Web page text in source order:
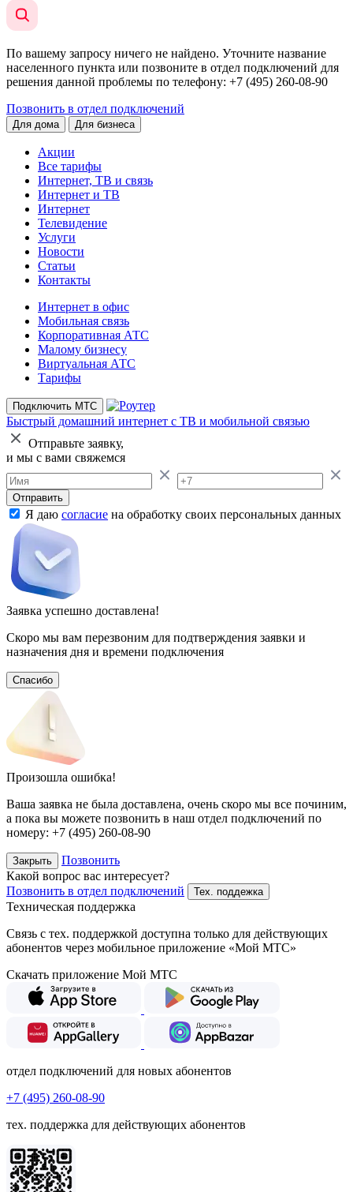
По вашему запросу ничего не найдено. Уточните название
населенного пункта или позвоните в отдел подключений для
решения данной проблемы по телефону: +7 (495) 260-08-90
Позвонить в отдел подключений
Для дома Для бизнеса
Акции
Все тарифы
Интернет, ТВ и связь
Интернет и ТВ
Интернет
Телевидение
Услуги
Новости
Статьи
Контакты
Интернет в офис
Мобильная связь
Корпоративная АТС
Малому бизнесу
Виртуальная АТС
Тарифы
Подключить МТС
Быстрый домашний интернет с ТВ и мобильной связью
Отправьте заявку,
и мы с вами свяжемся
Отправить
Я даю согласие на обработку своих персональных данных
Заявка успешно доставлена!
Скоро мы вам перезвоним для подтверждения заявки и
назначения дня и времени подключения
Спасибо
Произошла ошибка!
Ваша заявка не была доставлена, очень скоро мы все починим,
а пока вы можете позвонить в наш отдел подключений по
номеру: +7 (495) 260-08-90
Закрыть
Позвонить
Какой вопрос вас интересует?
Позвонить в отдел подключений
Тех. поддежка
Техническая поддержка
Связь с тех. поддержкой доступна только для действующих
абонентов через мобильное приложение «Мой МТС»
Скачать приложение Мой МТС
отдел подключений для новых абонентов
+7 (495) 260-08-90
тех. поддержка для действующих абонентов